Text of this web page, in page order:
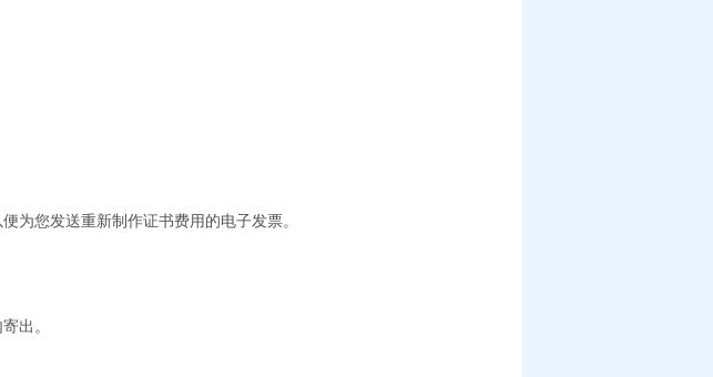
为您发送重新制作证书费用的电子发票。
出。